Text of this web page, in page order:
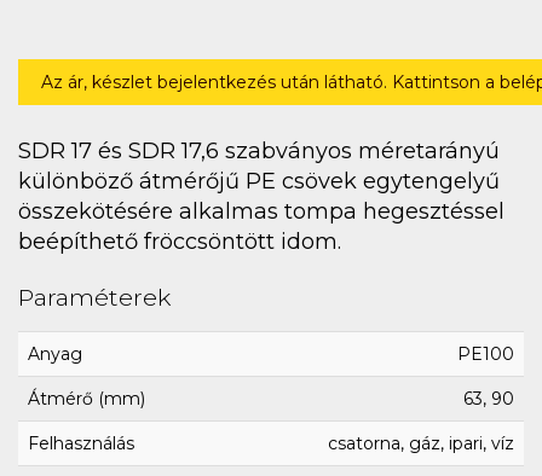
Az ár, készlet bejelentkezés után látható. Kattintson a
SDR 17 és SDR 17,6 szabványos méretarányú
különböző átmérőjű PE csövek egytengelyű
összekötésére alkalmas tompa hegesztéssel
beépíthető fröccsöntött idom.
Paraméterek
Anyag PE100
Átmérő (mm) 63, 90
Felhasználás csatorna, gáz, ipari, víz